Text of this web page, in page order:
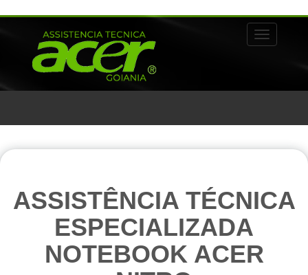
Alternar
ASSISTÊNCIA TÉCNICA
ESPECIALIZADA
NOTEBOOK ACER